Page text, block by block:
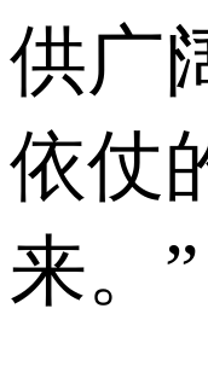
供广
依仗
来。”